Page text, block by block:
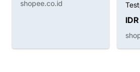
shopee.co.id